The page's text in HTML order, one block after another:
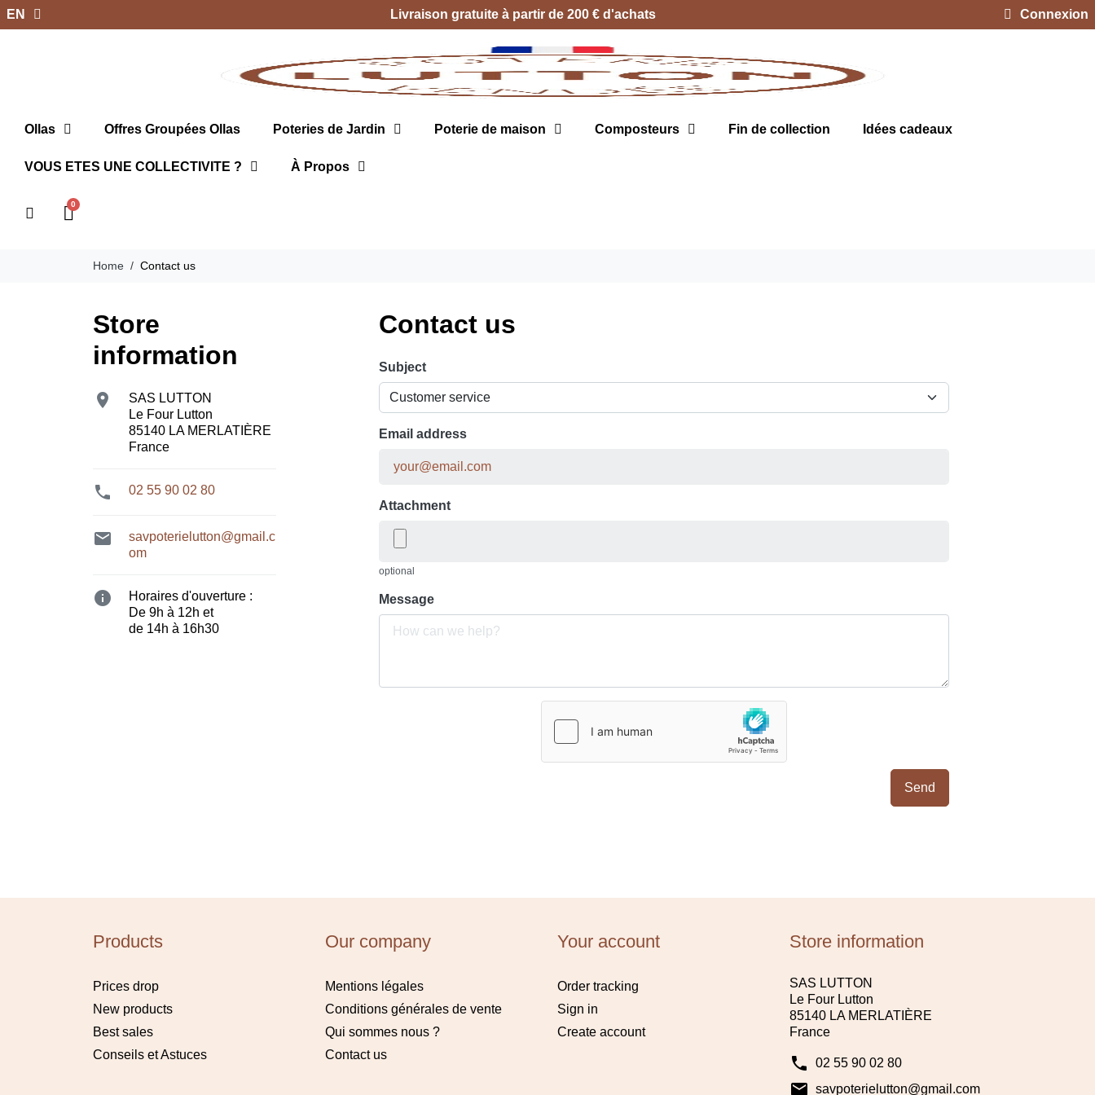
EN Livraison gratuite à partir de 200 € d'achats Connexion
Ollas Offres Groupées Ollas Poteries de Jardin Poterie de maison Composteurs Fin de collection Idées cadeaux
VOUS ETES UNE COLLECTIVITE ? À Propos
Home Contact us
Store
information

SAS LUTTON
Le Four Lutton
85140 LA MERLATIÈRE
France
 02 55 90 02 80

savpoterielutton@gmail.c
om

Horaires d'ouverture :
De 9h à 12h et
de 14h à 16h30
Contact us
Subject
Email address
Attachment
optional
Message
Products
Prices drop
New products
Best sales
Conseils et Astuces
Our company
Mentions légales
Conditions générales de vente
Qui sommes nous ?
Contact us
Your account
Order tracking
Sign in
Create account
Store information
SAS LUTTON
Le Four Lutton
85140 LA MERLATIÈRE
France
phone 02 55 90 02 80
mail savpoterielutton@gmail.com